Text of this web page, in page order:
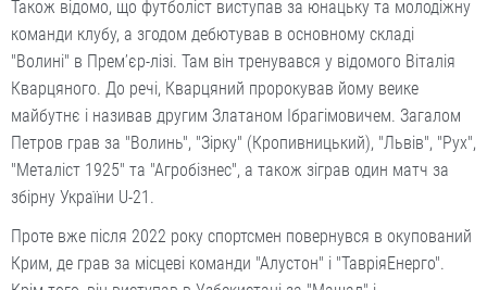
Також відомо, що футболіст виступав за юнацьку та молодіжну
команди клубу, а згодом дебютував в основному складі
"Волині" в Премʼєр-лізі. Там він тренувався у відомого Віталія
Кварцяного. До речі, Кварцяний пророкував йому веике
майбутнє і називав другим Златаном Ібрагімовичем. Загалом
Петров грав за "Волинь", "Зірку" (Кропивницький), "Львів", "Рух",
"Металіст 1925" та "Агробізнес", а також зіграв один матч за
збірну України U-21.
Проте вже після 2022 року спортсмен повернувся в окупований
Крим, де грав за місцеві команди "Алустон" і "ТавріяЕнерго".